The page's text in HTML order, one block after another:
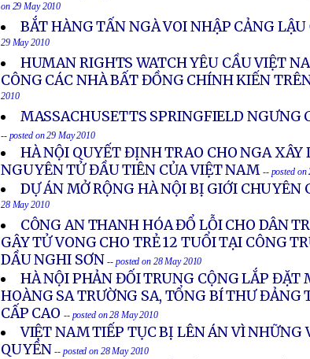
on 29 May 2010
BẮT HÀNG TẤN NGÀ VOI NHẬP CẢNG LẬU
29 May 2010
HUMAN RIGHTS WATCH YÊU CẦU VIỆT
CÔNG CÁC NHÀ BẤT ĐỒNG CHÍNH KIẾN
2010
MASSACHUSETTS SPRINGFIELD NGƯNG
-- posted on 29 May 2010
HÀ NỘI QUYẾT ĐỊNH TRAO CHO NGA
NGUYÊN TỬ ĐẦU TIÊN CỦA VIỆT NAM -- posted on
DỰ ÁN MỞ RỘNG HÀ NỘI BỊ GIỚI CHUYÊN
28 May 2010
CÔNG AN THANH HÓA ĐỔ LỖI CHO DÂN
GÂY TỬ VONG CHO TRẺ 12 TUỔI TẠI CÔNG
DẦU NGHI SƠN -- posted on 28 May 2010
HÀ NỘI PHẢN ĐỐI TRUNG CỘNG LẮP ĐẶT
HOÀNG SA TRƯỜNG SA, TỔNG BÍ THƯ ĐẢNG
CẤP CAO -- posted on 28 May 2010
VIỆT NAM TIẾP TỤC BỊ LÊN ÁN VÌ NHỮNG
QUYỀN -- posted on 28 May 2010